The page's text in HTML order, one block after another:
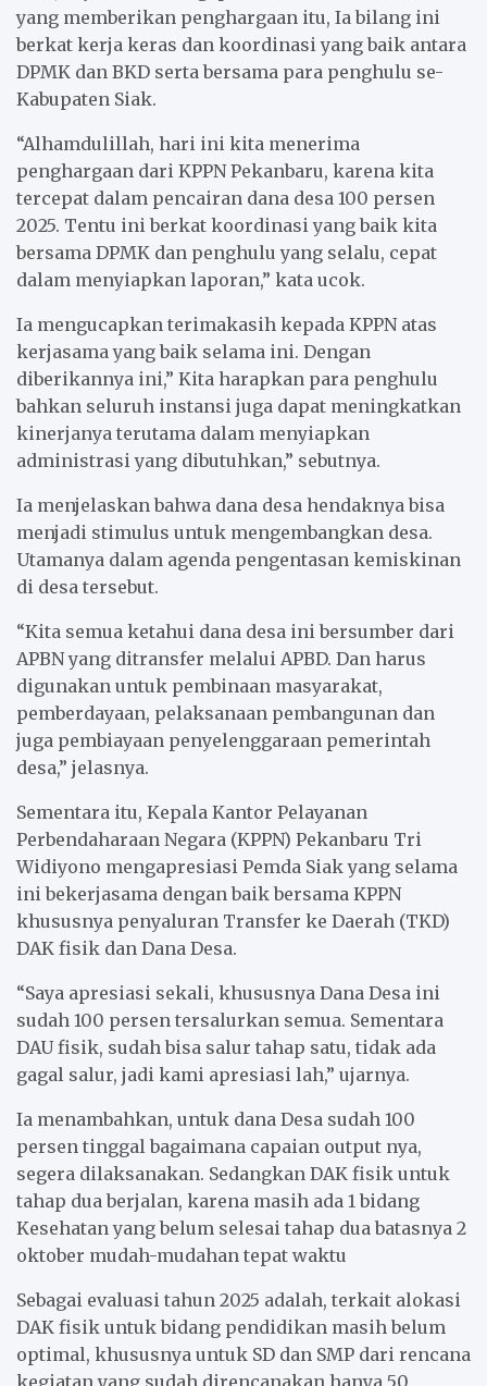
yang memberikan penghargaan itu, Ia bilang ini
berkat kerja keras dan koordinasi yang baik antara
DPMK dan BKD serta bersama para penghulu se-
Kabupaten Siak.
“Alhamdulillah, hari ini kita menerima
penghargaan dari KPPN Pekanbaru, karena kita
tercepat dalam pencairan dana desa 100 persen
2025. Tentu ini berkat koordinasi yang baik kita
bersama DPMK dan penghulu yang selalu, cepat
dalam menyiapkan laporan,” kata ucok.
Ia mengucapkan terimakasih kepada KPPN atas
kerjasama yang baik selama ini. Dengan
diberikannya ini,” Kita harapkan para penghulu
bahkan seluruh instansi juga dapat meningkatkan
kinerjanya terutama dalam menyiapkan
administrasi yang dibutuhkan,” sebutnya.
Ia menjelaskan bahwa dana desa hendaknya bisa
menjadi stimulus untuk mengembangkan desa.
Utamanya dalam agenda pengentasan kemiskinan
di desa tersebut.
“Kita semua ketahui dana desa ini bersumber dari
APBN yang ditransfer melalui APBD. Dan harus
digunakan untuk pembinaan masyarakat,
pemberdayaan, pelaksanaan pembangunan dan
juga pembiayaan penyelenggaraan pemerintah
desa,” jelasnya.
Sementara itu, Kepala Kantor Pelayanan
Perbendaharaan Negara (KPPN) Pekanbaru Tri
Widiyono mengapresiasi Pemda Siak yang selama
ini bekerjasama dengan baik bersama KPPN
khususnya penyaluran Transfer ke Daerah (TKD)
DAK fisik dan Dana Desa.
“Saya apresiasi sekali, khususnya Dana Desa ini
sudah 100 persen tersalurkan semua. Sementara
DAU fisik, sudah bisa salur tahap satu, tidak ada
gagal salur, jadi kami apresiasi lah,” ujarnya.
Ia menambahkan, untuk dana Desa sudah 100
persen tinggal bagaimana capaian output nya,
segera dilaksanakan. Sedangkan DAK fisik untuk
tahap dua berjalan, karena masih ada 1 bidang
Kesehatan yang belum selesai tahap dua batasnya 2
oktober mudah-mudahan tepat waktu
Sebagai evaluasi tahun 2025 adalah, terkait alokasi
DAK fisik untuk bidang pendidikan masih belum
optimal, khususnya untuk SD dan SMP dari rencana
kegiatan yang sudah direncanakan hanya 50